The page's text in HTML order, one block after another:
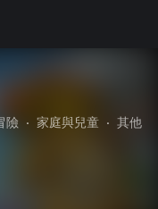
險 • 家庭與兒童 • 其他